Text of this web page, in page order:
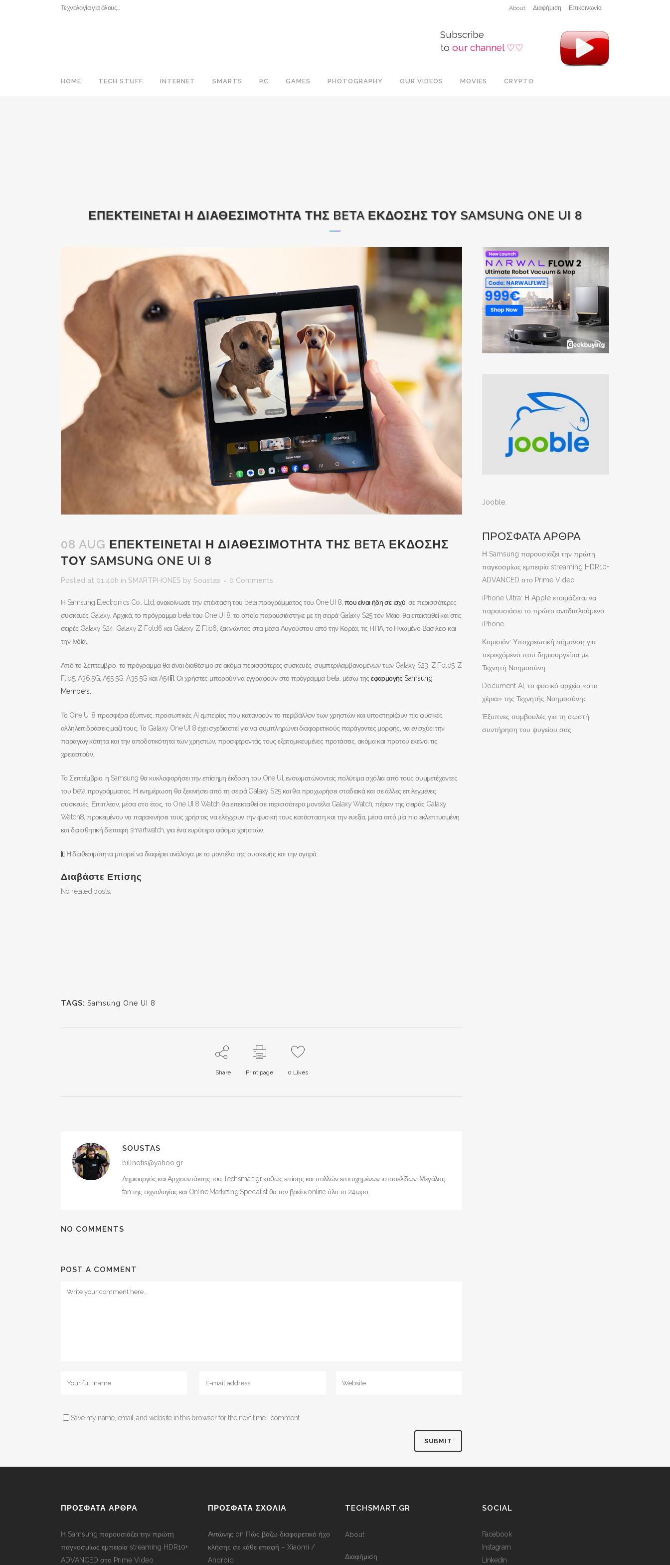
Τεχνολογία για όλους… About Διαφήμιση Επικοινωνία
Subscribe
to our channel ♡♡
HOME TECH STUFF INTERNET SMARTS PC GAMES PHOTOGRAPHY OUR VIDEOS MOVIES CRYPTO
ΕΠΕΚΤΕΙΝΕΤΑΙ Η ΔΙΑΘΕΣΙΜΟΤΗΤΑ ΤΗΣ BETA ΕΚΔΟΣΗΣ ΤΟΥ SAMSUNG ONE UI 8
08 AUG ΕΠΕΚΤΕΙΝΕΤΑΙ Η ΔΙΑΘΕΣΙΜΟΤΗΤΑ ΤΗΣ BETA ΕΚΔΟΣΗΣ
ΤΟΥ SAMSUNG ONE UI 8
Posted at 01:40h in SMARTPHONES by Soustas 0 Comments
Η Samsung Electronics Co., Ltd. ανακοίνωσε την επέκταση του beta προγράμματος του One UI 8, που είναι ήδη σε ισχύ , σε περισσότερες
συσκευές Galaxy. Αρχικά, το πρόγραμμα beta του One UI 8, το οποίο παρουσιάστηκε με τη σειρά Galaxy S25 τον Μάιο, θα επεκταθεί και στις
σειρές Galaxy S24, Galaxy Z Fold6 και Galaxy Z Flip6, ξεκινώντας στα μέσα Αυγούστου από την Κορέα, τις ΗΠΑ, το Ηνωμένο Βασίλειο και
την Ινδία.
Από το Σεπτέμβριο, το πρόγραμμα θα είναι διαθέσιμο σε ακόμα περισσότερες συσκευές, συμπεριλαμβανομένων των Galaxy S23, Z Fold5, Z
Flip5, A36 5G, A55 5G, A35 5G και A54[i] . Οι χρήστες μπορούν να εγγραφούν στο πρόγραμμα beta, μέσω τηςεφαρμογής Samsung
Members
Το One UI 8 προσφέρει έξυπνες, προσωπικές AI εμπειρίες που κατανοούν το περιβάλλον των χρηστών και υποστηρίζουν πιο φυσικές
αλληλεπιδράσεις μαζί τους. Το Galaxy One UI 8 έχει σχεδιαστεί για να συμπληρώνει διαφορετικούς παράγοντες μορφής, να ενισχύει την
παραγωγικότητα και την αποδοτικότητα των χρηστών, προσφέροντάς τους εξατομικευμένες προτάσεις, ακόμα και προτού εκείνοι τις
χρειαστούν.
Το Σεπτέμβριο, η Samsung θα κυκλοφορήσει την επίσημη έκδοση του One UI, ενσωματώνοντας πολύτιμα σχόλια από τους συμμετέχοντες
του beta προγράμματος. Η ενημέρωση θα ξεκινήσει από τη σειρά Galaxy S25 και θα προχωρήσει σταδιακά και σε άλλες επιλεγμένες
συσκευές. Επιπλέον, μέσα στο έτος, το One UI 8 Watch θα επεκταθεί σε περισσότερα μοντέλα Galaxy Watch, πέραν της σειράς Galaxy
Watch8, προκειμένου να παρακινήσει τους χρήστες να ελέγχουν την φυσική τους κατάσταση και την ευεξία, μέσα από μία πιο εκλεπτυσμένη
και διαισθητική διεπαφή smartwatch, για ένα ευρύτερο φάσμα χρηστών.
[i] Η διαθεσιμότητα μπορεί να διαφέρει ανάλογα με το μοντέλο της συσκευής και την αγορά.
Διαβάστε Επίσης
No related posts.
TAGS: Samsung One UI 8
Share Print page 0 Likes
SOUSTAS
billnotis@yahoo.gr
Δημιουργός και Αρχισυντάκτης του Techsmart.gr καθώς επίσης και πολλών επιτυχημένων ιστοσελίδων. Μεγάλος
fan της τεχνολογίας και Online Marketing Specialist θα τον βρείτε online όλο το 24ωρο.
NO COMMENTS
POST A COMMENT
Save my name, email, and website in this browser for the next time I comment.
Jooble
ΠΡΟΣΦΑΤΑ ΑΡΘΡΑ
Η Samsung παρουσιάζει την πρώτη
παγκοσμίως εμπειρία streaming HDR10+
ADVANCED στο Prime Video
iPhone Ultra: Η Apple ετοιμάζεται να
παρουσιάσει το πρώτο αναδιπλούμενο
iPhone
Κομισιόν: Υποχρεωτική σήμανση για
περιεχόμενο που δημιουργείται με
Τεχνητή Νοημοσύνη
Document AI, το φυσικό αρχείο «στα
χέρια» της Τεχνητής Νοημοσύνης
Έξυπνες συμβουλές για τη σωστή
συντήρηση του ψυγείου σας
ΠΡΟΣΦΑΤΑ ΑΡΘΡΑ
Η Samsung παρουσιάζει την πρώτη
παγκοσμίως εμπειρία streaming HDR10+
ADVANCED στο Prime Video
ΠΡΟΣΦΑΤΑ ΣΧΟΛΙΑ
Αντώνης on Πώς βάζω διαφορετικό ήχο
κλήσης σε κάθε επαφή – Xiaomi /
Android
TECHSMART.GR
About
Διαφήμιση
SOCIAL
Facebook
Instagram
Linkedin